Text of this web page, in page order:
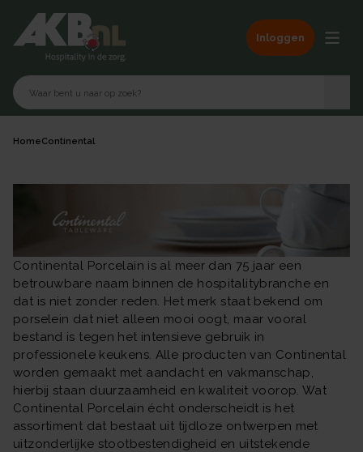
Inloggen
HomeContinental
Continental Porcelain is al meer dan 75 jaar een
betrouwbare naam binnen de hospitalitybranche en
dat is niet zonder reden. Het merk staat bekend om
porselein dat niet alleen mooi oogt, maar vooral
bestand is tegen het intensieve gebruik in
professionele keukens. Alle producten van Continental
worden gemaakt met aandacht en vakmanschap,
hierbij staan duurzaamheid en kwaliteit voorop. Wat
Continental Porcelain écht onderscheidt is het
assortiment dat bestaat uit tijdloze ontwerpen met
uitzonderlijke stootbestendigheid en uitstekende